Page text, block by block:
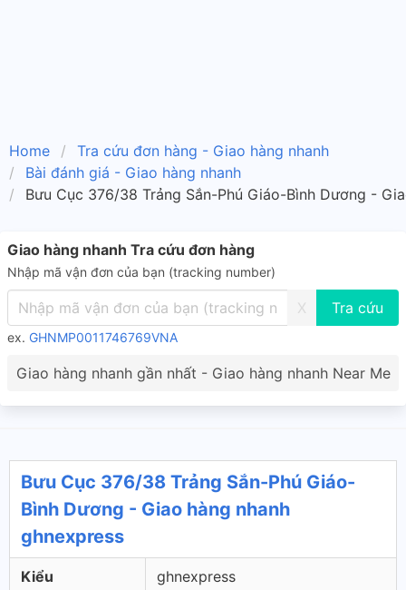
Home
Tra cứu đơn hàng - Giao hàng nhanh
Bài đánh giá - Giao hàng nhanh
Bưu Cục 376/38 Trảng Sắn-Phú Giáo-Bình Dương -
Giao hàng nhanh Tra cứu đơn hàng
Nhập mã vận đơn của bạn (tracking number)
X
ex. GHNMP0011746769VNA
Giao hàng nhanh gần nhất - Giao hàng nhanh Near Me
Bưu Cục 376/38 Trảng Sắn-Phú Giáo-
Bình Dương - Giao hàng nhanh
ghnexpress
Kiểu ghnexpress